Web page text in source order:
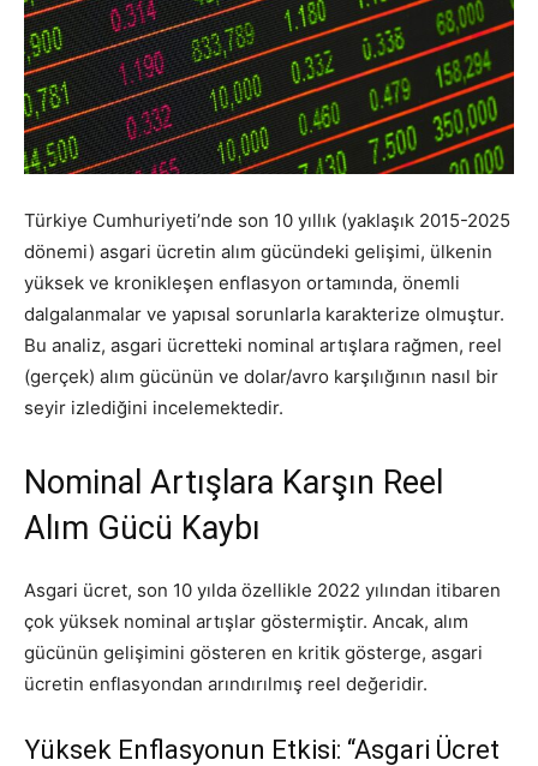
Türkiye Cumhuriyeti’nde son 10 yıllık (yaklaşık 2015-2025
dönemi) asgari ücretin alım gücündeki gelişimi, ülkenin
yüksek ve kronikleşen enflasyon ortamında, önemli
dalgalanmalar ve yapısal sorunlarla karakterize olmuştur.
Bu analiz, asgari ücretteki nominal artışlara rağmen, reel
(gerçek) alım gücünün ve dolar/avro karşılığının nasıl bir
seyir izlediğini incelemektedir.
Nominal Artışlara Karşın Reel
Alım Gücü Kaybı
Asgari ücret, son 10 yılda özellikle 2022 yılından itibaren
çok yüksek nominal artışlar göstermiştir. Ancak, alım
gücünün gelişimini gösteren en kritik gösterge, asgari
ücretin enflasyondan arındırılmış reel değeridir.
Yüksek Enflasyonun Etkisi: “Asgari Ücret